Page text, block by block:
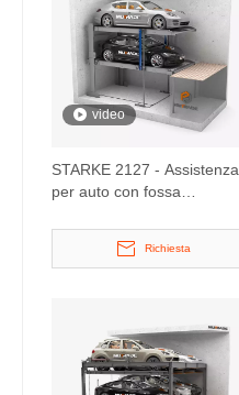
video
STARKE 2127 - Assistenza
per auto con fossa
Richiesta